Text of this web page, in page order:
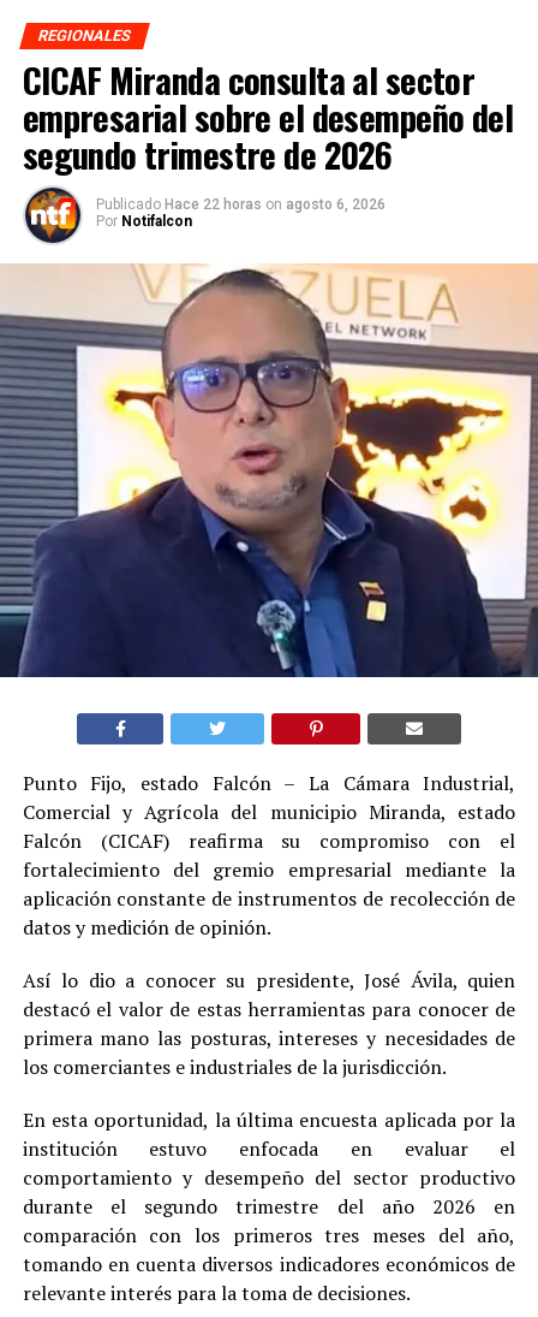
REGIONALES
CICAF Miranda consulta al sector
empresarial sobre el desempeño del
segundo trimestre de 2026
Publicado Hace 22 horas on agosto 6, 2026
Por Notifalcon
Punto Fijo, estado Falcón – La Cámara Industrial,
Comercial y Agrícola del municipio Miranda, estado
Falcón (CICAF) reafirma su compromiso con el
fortalecimiento del gremio empresarial mediante la
aplicación constante de instrumentos de recolección de
datos y medición de opinión.
Así lo dio a conocer su presidente, José Ávila, quien
destacó el valor de estas herramientas para conocer de
primera mano las posturas, intereses y necesidades de
los comerciantes e industriales de la jurisdicción.
En esta oportunidad, la última encuesta aplicada por la
institución estuvo enfocada en evaluar el
comportamiento y desempeño del sector productivo
durante el segundo trimestre del año 2026 en
comparación con los primeros tres meses del año,
tomando en cuenta diversos indicadores económicos de
relevante interés para la toma de decisiones.